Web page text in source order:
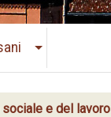
e del lavoro